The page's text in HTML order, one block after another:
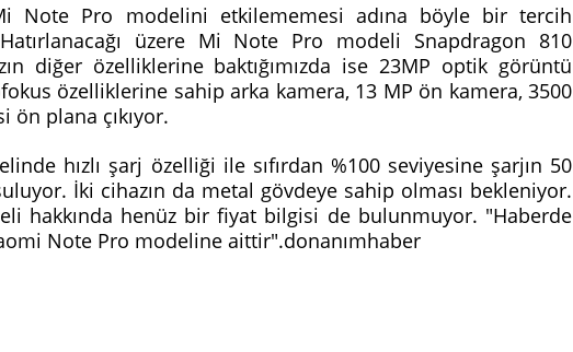
Mi Note Pro modelini etkilememesi adına böyle bir tercih
üzere Mi Note Pro modeli Snapdragon 810
diğer özelliklerine baktığımızda ise 23MP optik görüntü
özelliklerine sahip arka kamera, 13 MP ön kamera, 3500
ön plana çıkıyor.
hızlı şarj özelliği ile sıfırdan %100 seviyesine şarjın 50
İki cihazın da metal gövdeye sahip olması bekleniyor.
hakkında henüz bir fiyat bilgisi de bulunmuyor. "Haberde
Note Pro modeline aittir".donanımhaber